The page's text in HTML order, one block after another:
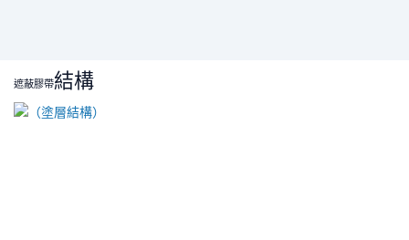
遮蔽膠帶結構